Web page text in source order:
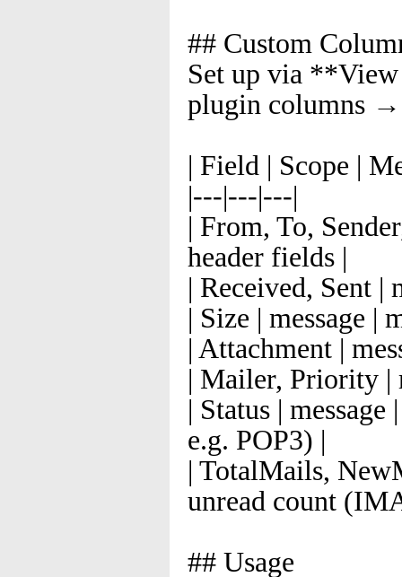
## Custom
Set up via
plugin columns
| Field | Scope |
|---|---|---|
| From, To,
header fields |
| Received, Sent |
| Size | message |
| Attachment |
| Mailer, Priority |
| Status |
e.g. POP3) |
| TotalMails,
unread count
## Usage